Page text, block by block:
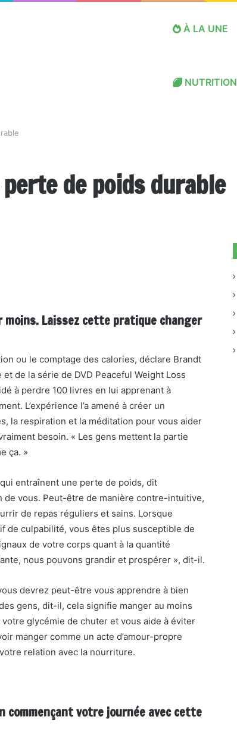
À LA UNE
NUTRITION
de poids durable
Laissez cette pratique changer
ou le comptage des calories, déclare Brandt
de la série de DVD Peaceful Weight Loss
à perdre 100 livres en lui apprenant à
L’expérience l’a amené à créer un
la respiration et la méditation pour vous aider
besoin. « Les gens mettent la partie
ça. »
entraînent une perte de poids, dit
de vous. Peut-être de manière contre-intuitive,
de repas réguliers et sains. Lorsque
de culpabilité, vous êtes plus susceptible de
de votre corps quant à la quantité
nous pouvons grandir et prospérer », dit-il.
devrez peut-être vous apprendre à bien
gens, dit-il, cela signifie manger au moins
glycémie de chuter et vous aide à éviter
manger comme un acte d’amour-propre
relation avec la nourriture.
commençant votre journée avec cette